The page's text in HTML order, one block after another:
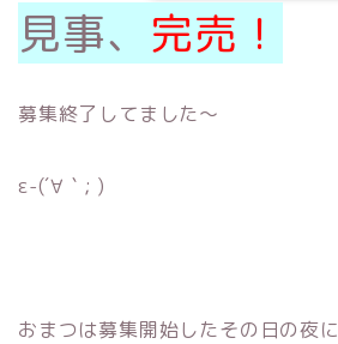
見事、 完売！
募集終了してました〜
ε-(´∀｀; )
おまつは募集開始したその日の夜に